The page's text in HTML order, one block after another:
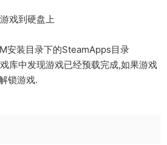
戏到硬盘上
安装目录下的SteamApps目录
库中发现游戏已经预载完成,如果游戏
锁游戏.